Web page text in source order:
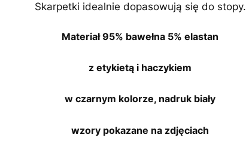
Skarpetki idealnie dopasowują się do stopy.
Materiał 95% bawełna 5% elastan
z etykietą i haczykiem
w czarnym kolorze, nadruk biały
wzory pokazane na zdjęciach